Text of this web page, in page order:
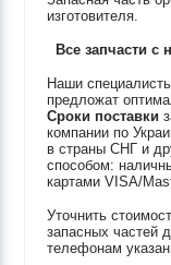
изготовителя.
Все запчасти с
Наши
предложат
Сроки поставки
компании по
в страны СНГ и
способом:
картами VISA/
Уточнить
запасных частей
телефонам